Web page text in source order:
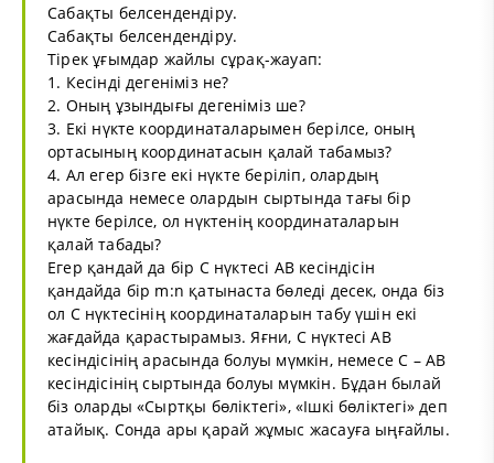
Сабақты белсендендіру.
Сабақты белсендендіру.
Тірек ұғымдар жайлы сұрақ-жауап:
1. Кесінді дегеніміз не?
2. Оның ұзындығы дегеніміз ше?
3. Екі нүкте координаталарымен берілсе, оның
ортасының координатасын қалай табамыз?
4. Ал егер бізге екі нүкте беріліп, олардың
арасында немесе олардын сыртында тағы бір
нүкте берілсе, ол нүктенің координаталарын
қалай табады?
Егер қандай да бір С нүктесі АВ кесіндісін
қандайда бір m:n қатынаста бөледі десек, онда біз
ол С нүктесінің координаталарын табу үшін екі
жағдайда қарастырамыз. Яғни, С нүктесі АВ
кесіндісінің арасында болуы мүмкін, немесе С – АВ
кесіндісінің сыртында болуы мүмкін. Бұдан былай
біз оларды «Сыртқы бөліктегі», «Ішкі бөліктегі» деп
атайық. Сонда ары қарай жұмыс жасауға ыңғайлы.